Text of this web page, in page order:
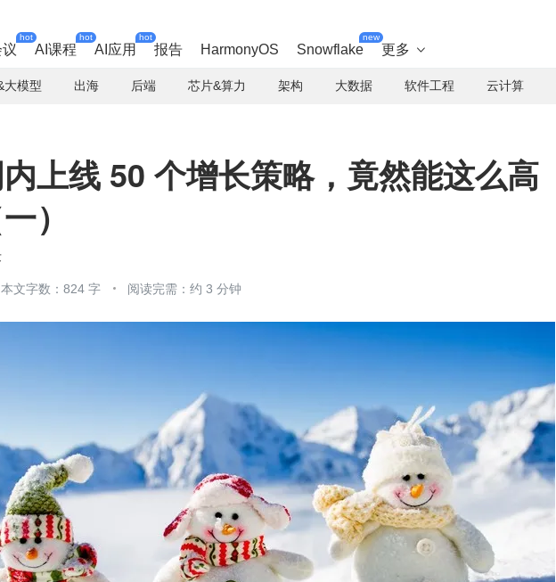
hot
AI课程
hot
AI应用
hot
报告 HarmonyOS Snowflake
new
更多 
大模型 出海 后端 芯片&算力 架构 大数据 软件工程 云计算
上线 50 个增长策略，竟然能这么高
）
本文字数：824 字 阅读完需：约 3 分钟